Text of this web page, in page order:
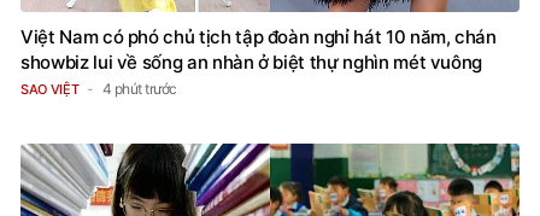
Việt Nam có phó chủ tịch tập đoàn nghỉ hát 10 năm, chán
showbiz lui về sống an nhàn ở biệt thự nghìn mét vuông
SAO VIỆT 4 phút trước